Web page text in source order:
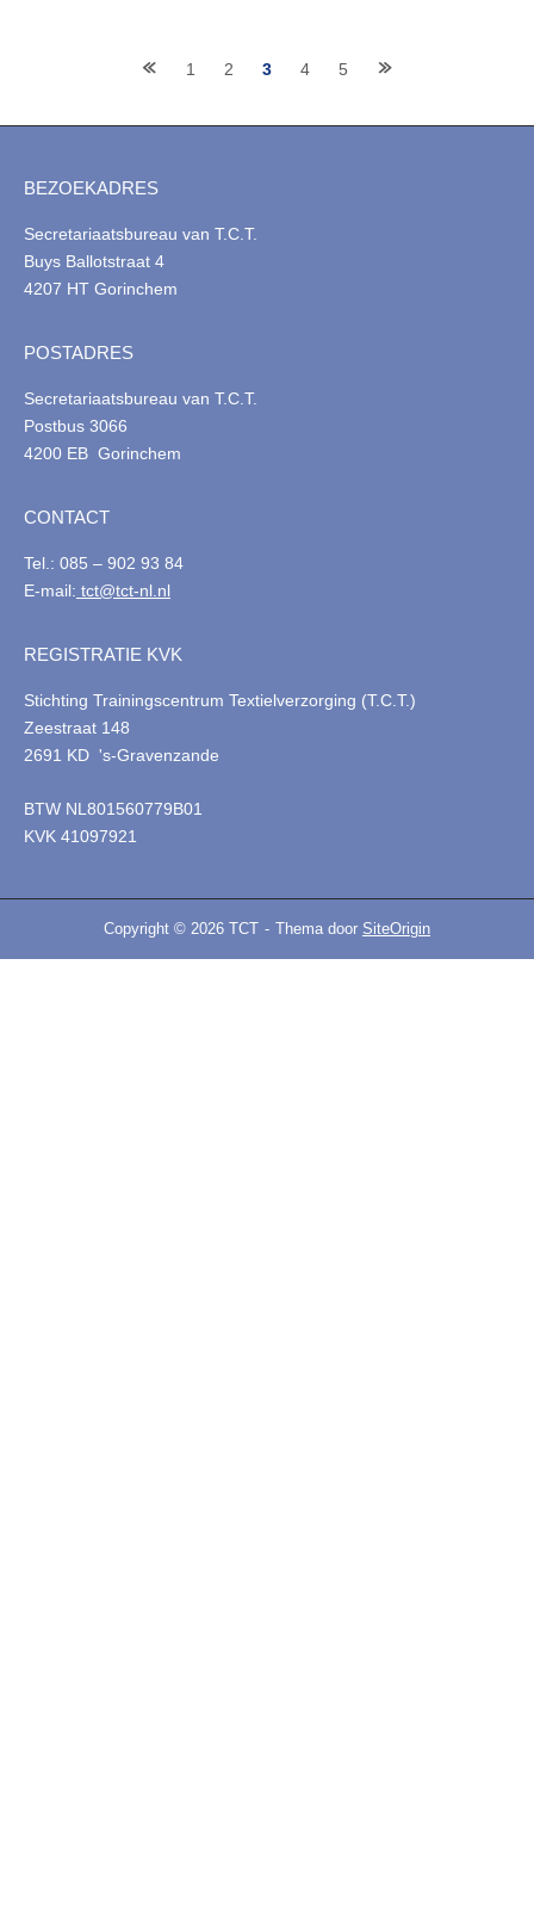
Berichten
navigatie
1 2 3 4 5
BEZOEKADRES
Secretariaatsbureau van T.C.T.
Buys Ballotstraat 4
4207 HT Gorinchem
POSTADRES
Secretariaatsbureau van T.C.T.
Postbus 3066
4200 EB Gorinchem
CONTACT
Tel.: 085 – 902 93 84
E-mail: tct@tct-nl.nl
REGISTRATIE KVK
Stichting Trainingscentrum Textielverzorging (T.C.T.)
Zeestraat 148
2691 KD 's-Gravenzande
BTW NL801560779B01
KVK 41097921
Copyright © 2026 TCT Thema door SiteOrigin